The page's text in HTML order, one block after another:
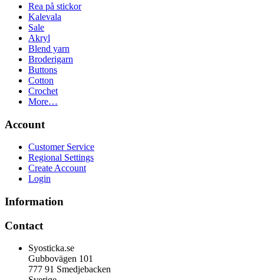
Rea på stickor
Kalevala
Sale
Akryl
Blend yarn
Broderigarn
Buttons
Cotton
Crochet
More…
Account
Customer Service
Regional Settings
Create Account
Login
Information
Contact
Syosticka.se
Gubbovägen 101
777 91 Smedjebacken